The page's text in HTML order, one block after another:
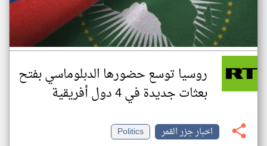
روسيا توسع حضورها الدبلوماسي بفتح
بعثات جديدة في 4 دول أفريقية
اخبار جزر القمر
Politics